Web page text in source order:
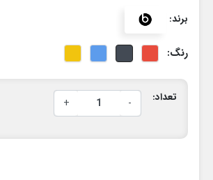
برند:
رنگ:
تعداد: -
+